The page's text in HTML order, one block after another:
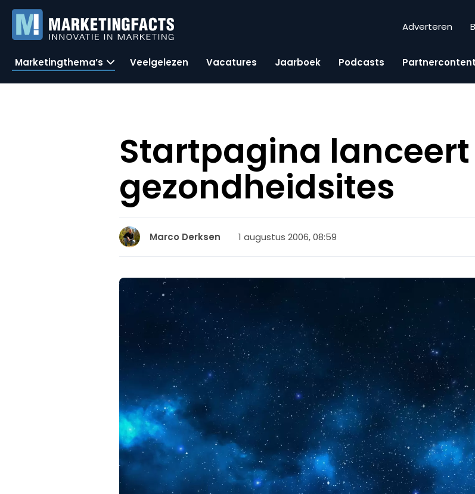
Adverteren
Marketingthema’s Veelgelezen Vacatures Jaarboek Podcasts Partnercontent
Startpagina
gezondheidsites
Marco Derksen 1 augustus 2006, 08:59